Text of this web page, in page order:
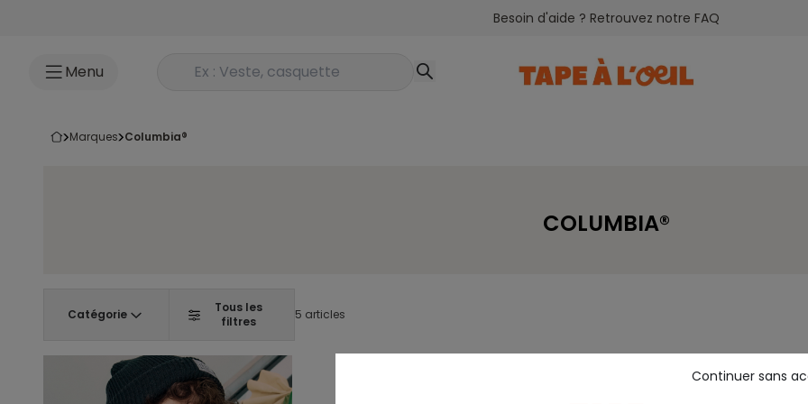
Besoin d'aide ? Retrouvez notre FAQ
Menu Rechercher un produit
marques columbia®
COLUMBIA®
Catégorie
Tous les
filtres
5 articles
Continuer sans